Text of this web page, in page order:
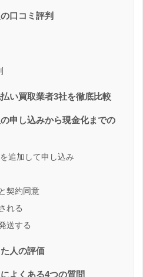
口コミ評判
い買取業者3社を徹底比較
申し込みから現金化までの
追加して申し込み
契約同意
れる
送する
人の評価
よくある4つの質問